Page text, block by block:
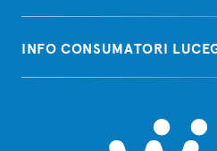
INFO CONSUMATORI